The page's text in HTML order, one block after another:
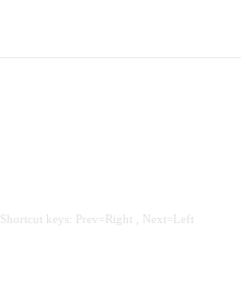
Shortcut keys: Prev=Right , Next=Left